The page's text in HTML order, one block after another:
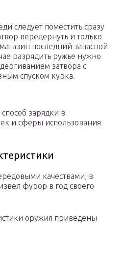
следует поместить сразу
передернуть и только
последний запасной
разрядить ружье нужно
затвора с
спуском курка.
зарядки в
и сферы использования
качествами, в
фурор в год своего
оружия приведены